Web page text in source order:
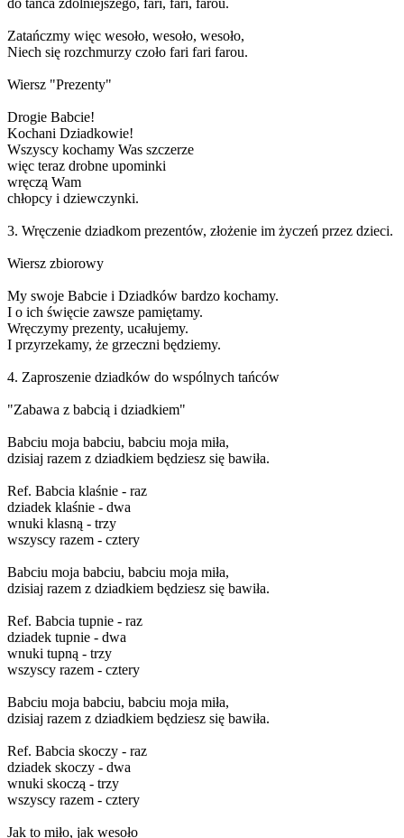
Zatańczmy więc wesoło, wesoło, wesoło,
Niech się rozchmurzy czoło fari fari farou.
Wiersz "Prezenty"
Drogie Babcie!
Kochani Dziadkowie!
Wszyscy kochamy Was szczerze
więc teraz drobne upominki
wręczą Wam
chłopcy i dziewczynki.
3. Wręczenie dziadkom prezentów, złożenie im życzeń przez dzieci.
Wiersz zbiorowy
My swoje Babcie i Dziadków bardzo kochamy.
I o ich święcie zawsze pamiętamy.
Wręczymy prezenty, ucałujemy.
I przyrzekamy, że grzeczni będziemy.
4. Zaproszenie dziadków do wspólnych tańców
"Zabawa z babcią i dziadkiem"
Babciu moja babciu, babciu moja miła,
dzisiaj razem z dziadkiem będziesz się bawiła.
Ref. Babcia klaśnie - raz
dziadek klaśnie - dwa
wnuki klasną - trzy
wszyscy razem - cztery
Babciu moja babciu, babciu moja miła,
dzisiaj razem z dziadkiem będziesz się bawiła.
Ref. Babcia tupnie - raz
dziadek tupnie - dwa
wnuki tupną - trzy
wszyscy razem - cztery
Babciu moja babciu, babciu moja miła,
dzisiaj razem z dziadkiem będziesz się bawiła.
Ref. Babcia skoczy - raz
dziadek skoczy - dwa
wnuki skoczą - trzy
wszyscy razem - cztery
Jak to miło, jak wesoło